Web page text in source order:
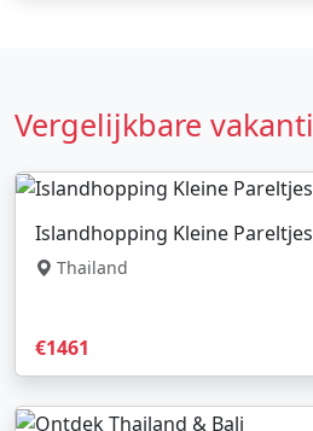
Vergelijkbare
Islandhopping Kleine
Thailand
€1461